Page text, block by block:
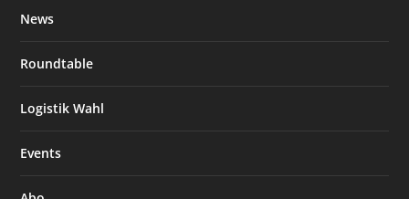
News
Roundtable
Logistik Wahl
Events